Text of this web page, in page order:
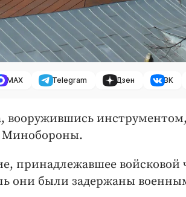
MAX Telegram Дзен ВК
вооружившись
Минобороны.
принадлежавшее войсковой
они были задержаны